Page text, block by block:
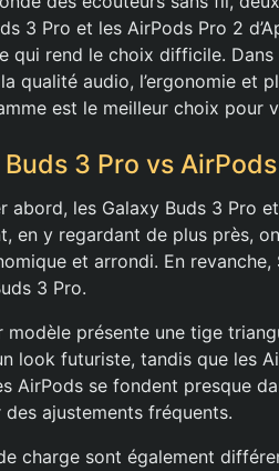
3 Pro et les AirPods Pro 2
qui rend le choix difficile.
qualité audio, l’ergonomie et
est le meilleur choix pour
Buds 3 Pro vs
abord, les Galaxy Buds 3 Pro
en y regardant de plus près,
et arrondi. En
3 Pro.
modèle présente une tige
look futuriste, tandis que les
AirPods se fondent presque
des ajustements fréquents.
charge sont également